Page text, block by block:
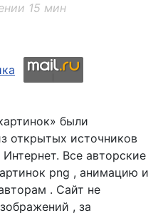
15 мин
были
открытых источников
Все авторские
png , анимацию и
. Сайт не
, за